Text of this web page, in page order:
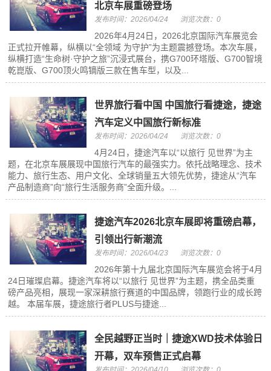
北京车展重磅登场
发布时间：2026/04/24 浏览次数：0
2026年4月24日，2026北京国际汽车展览会
正式拉开帷幕，纵横以“全领域 为守护”为主题震撼登场。本次车展，
纵横打造“生命树·守护之旅”沉浸式展台，携G700环塔版、G700智境
乾崑版、G700顶火鸣镝版三款在售车型，以及...
世界旅行看中国 中国旅行看捷途，捷途
汽车定义中国旅行新标准
发布时间：2026/04/24 浏览次数：0
4月24日，捷途汽车以“以旅行 见世界”为主
题，在北京车展展现中国旅行汽车的最强实力。依托战略理念、技术
能力、旅行生态、用户文化、全球销量五大领先优势，捷途从“汽车
产品制造商”向“旅行生活服务商”全面升级。...
捷途汽车2026北京车展即将重磅启幕，
引领出行新潮流
发布时间：2026/04/23 浏览次数：0
2026年第十九届北京国际汽车展览会将于4月
24日璀璨启幕。捷途汽车将以“以旅行 见世界”为主题，携全品类重
磅产品亮相，展现一家深耕旅行赛道的中国品牌，领跑行业的成长跨
越。 本届车展，捷途旅行者PLUS与捷途...
全民越野正当时｜捷途XWD技术体验日
开幕，双车预售正式启幕